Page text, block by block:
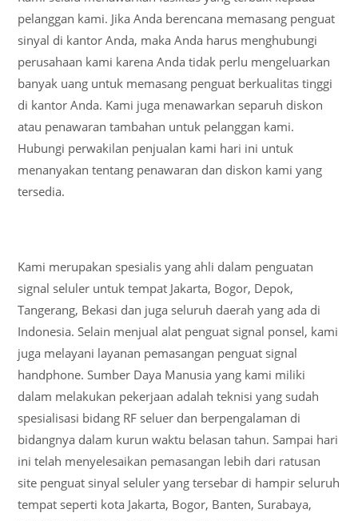
pelanggan kami. Jika Anda berencana memasang penguat
sinyal di kantor Anda, maka Anda harus menghubungi
perusahaan kami karena Anda tidak perlu mengeluarkan
banyak uang untuk memasang penguat berkualitas tinggi
di kantor Anda. Kami juga menawarkan separuh diskon
atau penawaran tambahan untuk pelanggan kami.
Hubungi perwakilan penjualan kami hari ini untuk
menanyakan tentang penawaran dan diskon kami yang
tersedia.
Kami merupakan spesialis yang ahli dalam penguatan
signal seluler untuk tempat Jakarta, Bogor, Depok,
Tangerang, Bekasi dan juga seluruh daerah yang ada di
Indonesia. Selain menjual alat penguat signal ponsel, kami
juga melayani layanan pemasangan penguat signal
handphone. Sumber Daya Manusia yang kami miliki
dalam melakukan pekerjaan adalah teknisi yang sudah
spesialisasi bidang RF seluer dan berpengalaman di
bidangnya dalam kurun waktu belasan tahun. Sampai hari
ini telah menyelesaikan pemasangan lebih dari ratusan
site penguat sinyal seluler yang tersebar di hampir seluruh
tempat seperti kota Jakarta, Bogor, Banten, Surabaya,